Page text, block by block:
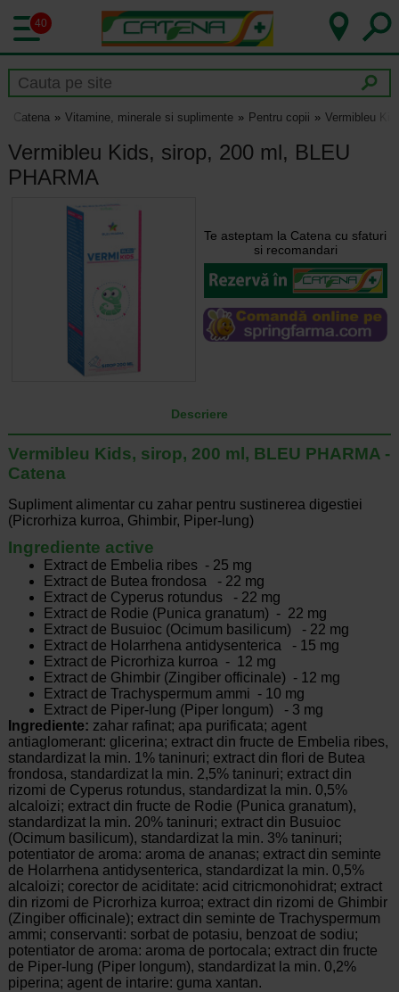
40
Catena Vitamine, minerale si suplimente Pentru copii Vermibleu
Vermibleu Kids, sirop, 200 ml, BLEU
PHARMA
Te asteptam la Catena cu sfaturi
si recomandari
Descriere
Vermibleu Kids, sirop, 200 ml, BLEU PHARMA -
Catena
Supliment alimentar cu zahar pentru sustinerea digestiei
(Picrorhiza kurroa, Ghimbir, Piper-lung)
Ingrediente active
Extract de Embelia ribes - 25 mg
Extract de Butea frondosa - 22 mg
Extract de Cyperus rotundus - 22 mg
Extract de Rodie (Punica granatum) - 22 mg
Extract de Busuioc (Ocimum basilicum) - 22 mg
Extract de Holarrhena antidysenterica - 15 mg
Extract de Picrorhiza kurroa - 12 mg
Extract de Ghimbir (Zingiber officinale) - 12 mg
Extract de Trachyspermum ammi - 10 mg
Extract de Piper-lung (Piper longum) - 3 mg
Ingrediente: zahar rafinat; apa purificata; agent
antiaglomerant: glicerina; extract din fructe de Embelia ribes,
standardizat la min. 1% taninuri; extract din flori de Butea
frondosa, standardizat la min. 2,5% taninuri; extract din
rizomi de Cyperus rotundus, standardizat la min. 0,5%
alcaloizi; extract din fructe de Rodie (Punica granatum),
standardizat la min. 20% taninuri; extract din Busuioc
(Ocimum basilicum), standardizat la min. 3% taninuri;
potentiator de aroma: aroma de ananas; extract din seminte
de Holarrhena antidysenterica, standardizat la min. 0,5%
alcaloizi; corector de aciditate: acid citricmonohidrat; extract
din rizomi de Picrorhiza kurroa; extract din rizomi de Ghimbir
(Zingiber officinale); extract din seminte de Trachyspermum
ammi; conservanti: sorbat de potasiu, benzoat de sodiu;
potentiator de aroma: aroma de portocala; extract din fructe
de Piper-lung (Piper longum), standardizat la min. 0,2%
piperina; agent de intarire: guma xantan.